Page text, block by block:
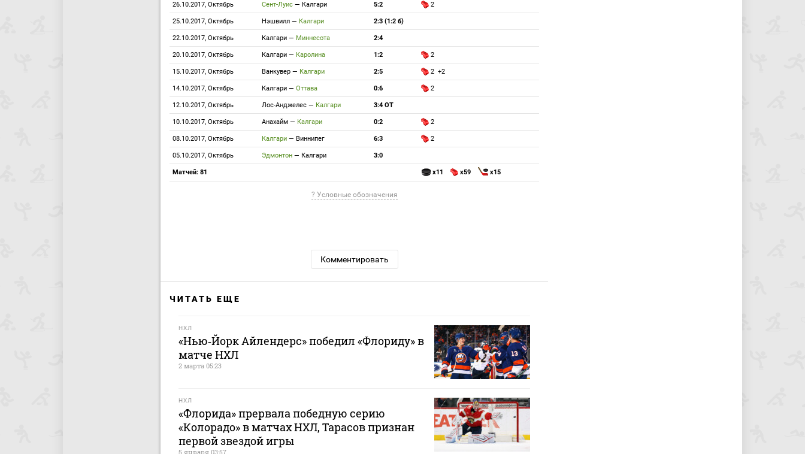
26.10.2017, Октябрь Сент-Луис — Калгари 5:2 2
25.10.2017, Октябрь Нэшвилл — Калгари 2:3 (1:2 б)
22.10.2017, Октябрь Калгари — Миннесота 2:4
20.10.2017, Октябрь Калгари — Каролина 1:2 2
15.10.2017, Октябрь Ванкувер — Калгари 2:5 2 +2
14.10.2017, Октябрь Калгари — Оттава 0:6 2
12.10.2017, Октябрь Лос-Анджелес — Калгари 3:4 ОТ
10.10.2017, Октябрь Анахайм — Калгари 0:2 2
08.10.2017, Октябрь Калгари — Виннипег 6:3 2
05.10.2017, Октябрь Эдмонтон — Калгари 3:0
Матчей: 81 x11 x59 x15
? Условные обозначения
Комментировать
ЧИТАТЬ ЕЩЕ
НХЛ
«Нью‑Йорк Айлендерс» победил «Флориду» в
матче НХЛ
2 марта 05:23
НХЛ
«Флорида» прервала победную серию
«Колорадо» в матчах НХЛ, Тарасов признан
первой звездой игры
5 января 03:57